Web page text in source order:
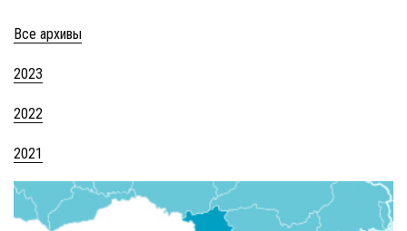
Все архивы
2023
2022
2021